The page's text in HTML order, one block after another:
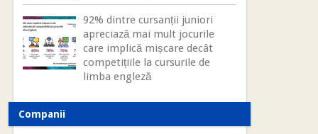
92% dintre cursanții juniori
apreciază mai mult jocurile
care implică mișcare decât
competițiile la cursurile de
limba engleză
Companii